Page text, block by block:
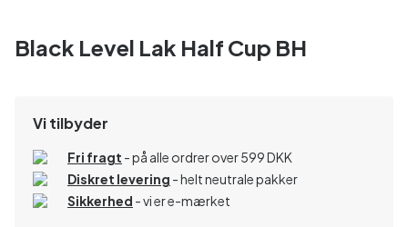
Black Level Lak Half Cup BH
Vi tilbyder
Fri fragt - på alle ordrer over 599 DKK
Diskret levering - helt neutrale pakker
Sikkerhed - vi er e-mærket